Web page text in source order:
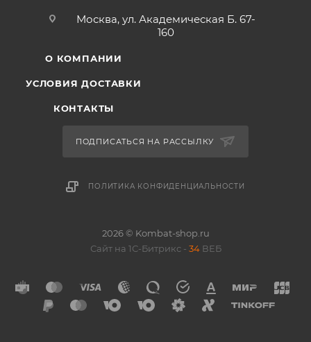
Москва, ул. Академическая Б. 67-
160
О КОМПАНИИ
УСЛОВИЯ ДОСТАВКИ
КОНТАКТЫ
ПОДПИСАТЬСЯ НА РАССЫЛКУ
ПОЛИТИКА КОНФИДЕНЦИАЛЬНОСТИ
2026 © Kombat-shop.ru
Сайт на 1С-Битрикс - 34 ВЕБ